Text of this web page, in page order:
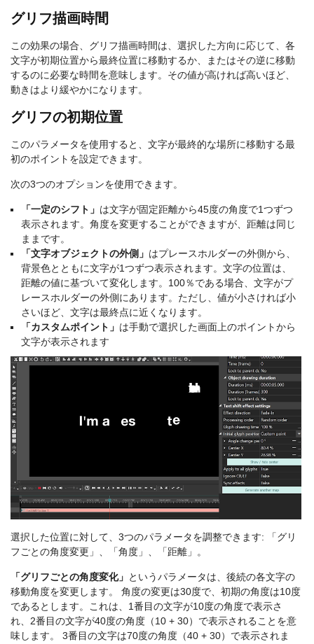
グリフ描画時間
この効果の場合、グリフ描画時間は、選択した方向に応じて、各
文字が初期位置から最終位置に移動するか、またはその逆に移動
するのに必要な時間を意味します。その値が高ければ高いほど、
動きはより緩やかになります。
グリフの初期位置
このパラメータを使用すると、文字が最終的な場所に移動する最
初のポイントを設定できます。
次の3つのオプションを使用できます。
「一定のシフト」 は文字が固定距離から45度の角度で1つずつ
表示されます。角度を変更することができますが、距離は同じ
ままです。
「文字オブジェクトの外側」 はプレースホルダーの外側から、
背景色とともに文字が1つずつ表示されます。文字の位置は、
距離の値に基づいて変化します。100％である場合、文字がプ
レースホルダーの外側にあります。ただし、値が小さければ小
さいほど、文字は最終点に近くなります。
「カスタムポイント」 は手動で選択した画面上のポイントから
文字が表示されます
選択した位置に対して、3つのパラメータを調整できます: 「グリ
フごとの角度変更」、「角度」、「距離」。
「グリフごとの角度変化」 というパラメータは、後続の各文字の
移動角度を変更します。 角度の変更は30度で、初期の角度は10度
であるとします。これは、1番目の文字が10度の角度で表示さ
れ、2番目の文字が40度の角度（10 + 30）で表示されることを意
味します。 3番目の文字は70度の角度（40 + 30）で表示されま